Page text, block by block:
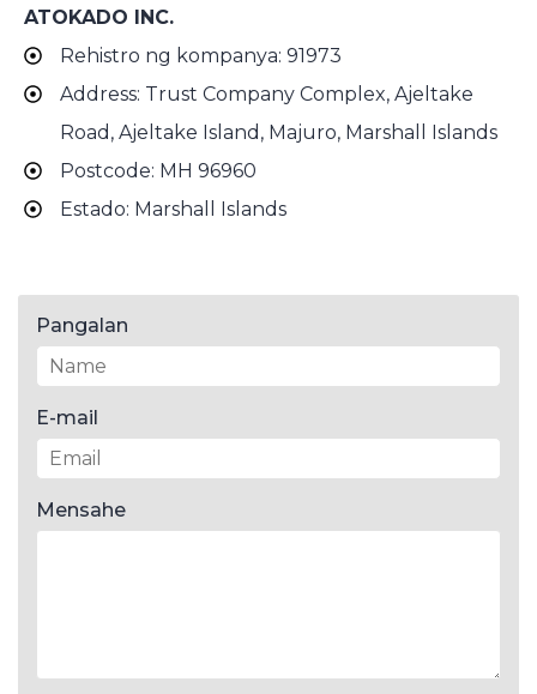
ATOKADO INC.
Rehistro ng kompanya: 91973
Address: Trust Company Complex, Ajeltake
Road, Ajeltake Island, Majuro, Marshall Islands
Postcode: MH 96960
Estado: Marshall Islands
Pangalan
E-mail
Mensahe